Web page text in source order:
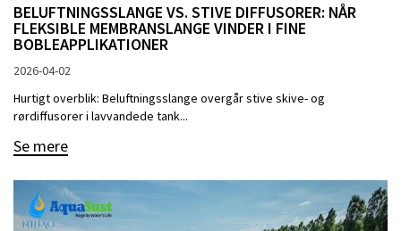
BELUFTNINGSSLANGE VS. STIVE DIFFUSORER: NÅR
FLEKSIBLE MEMBRANSLANGE VINDER I FINE
BOBLEAPPLIKATIONER
2026-04-02
Hurtigt overblik: Beluftningsslange overgår stive skive- og
rørdiffusorer i lavvandede tank...
Se mere